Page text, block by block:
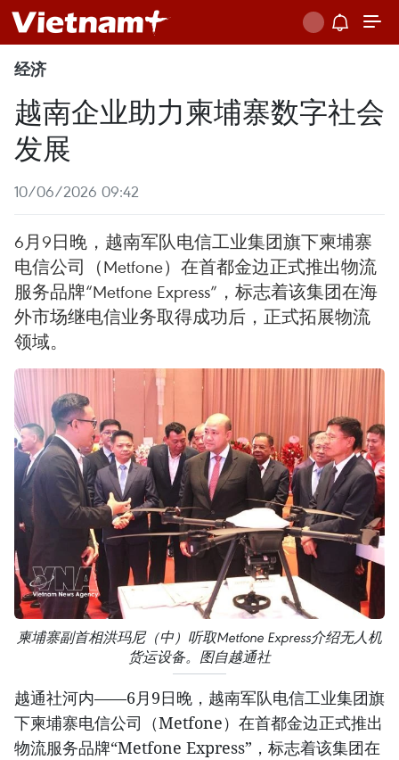
经济
越南企业助力柬埔寨数字社会
发展
10/06/2026 09:42
6月9日晚，越南军队电信工业集团旗下柬埔寨
电信公司（Metfone）在首都金边正式推出物流
服务品牌“Metfone Express”，标志着该集团在海
外市场继电信业务取得成功后，正式拓展物流
领域。
柬埔寨副首相洪玛尼（中）听取Metfone Express介绍无人机
货运设备。图自越通社
越通社河内——6月9日晚，越南军队电信工业集团旗
下柬埔寨电信公司（Metfone）在首都金边正式推出
物流服务品牌“Metfone Express”，标志着该集团在